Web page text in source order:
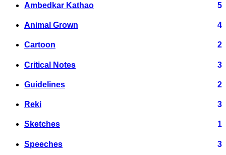
Ambedkar Kathao 5
Animal Grown 4
Cartoon 2
Critical Notes 3
Guidelines 2
Reki 3
Sketches 1
Speeches 3